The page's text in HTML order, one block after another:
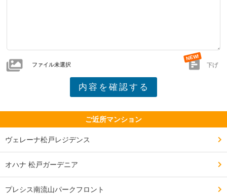
ファイル未選択 下げ
ご近所マンション
ヴェレーナ松戸レジデンス
オハナ 松戸ガーデニア
プレシス南流山パークフロント